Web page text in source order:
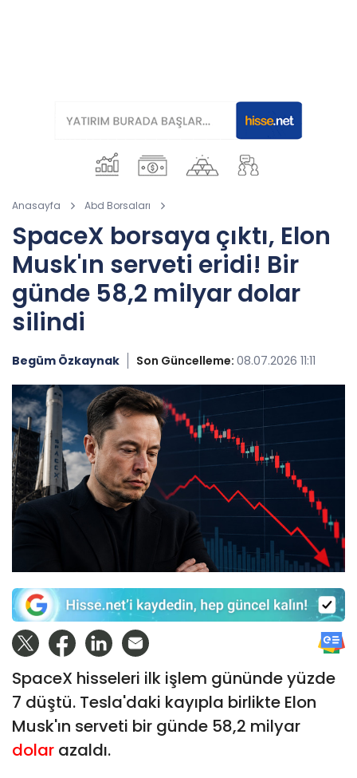
Anasayfa Abd Borsaları
SpaceX borsaya çıktı, Elon
Musk'ın serveti eridi! Bir
günde 58,2 milyar dolar
silindi
Begüm Özkaynak Son Güncelleme: 08.07.2026 11:11
SpaceX hisseleri ilk işlem gününde yüzde
7 düştü. Tesla'daki kayıpla birlikte Elon
Musk'ın serveti bir günde 58,2 milyar
dolar azaldı.